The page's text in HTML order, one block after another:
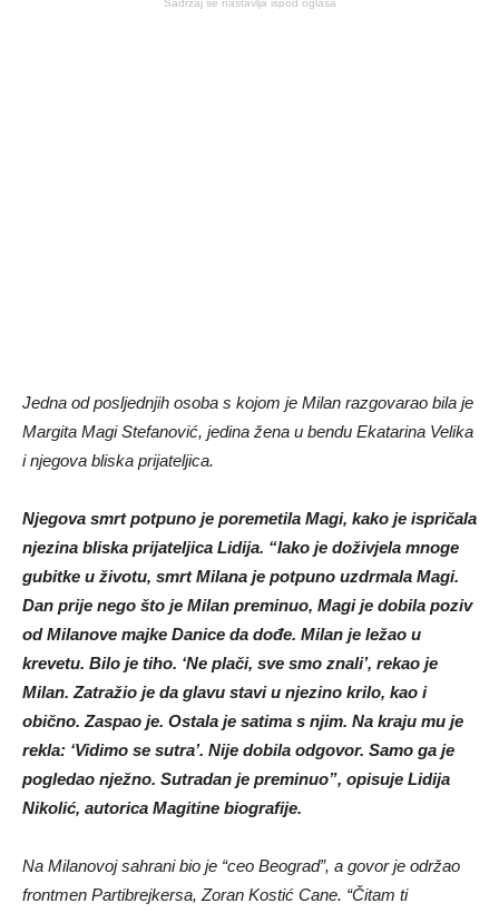
Sadržaj se nastavlja ispod oglasa
Jedna od posljednjih osoba s kojom je Milan razgovarao bila je
Margita Magi Stefanović, jedina žena u bendu Ekatarina Velika
i njegova bliska prijateljica.
Njegova smrt potpuno je poremetila Magi, kako je ispričala
njezina bliska prijateljica Lidija. “Iako je doživjela mnoge
gubitke u životu, smrt Milana je potpuno uzdrmala Magi.
Dan prije nego što je Milan preminuo, Magi je dobila poziv
od Milanove majke Danice da dođe. Milan je ležao u
krevetu. Bilo je tiho. ‘Ne plači, sve smo znali’, rekao je
Milan. Zatražio je da glavu stavi u njezino krilo, kao i
obično. Zaspao je. Ostala je satima s njim. Na kraju mu je
rekla: ‘Vidimo se sutra’. Nije dobila odgovor. Samo ga je
pogledao nježno. Sutradan je preminuo”, opisuje Lidija
Nikolić, autorica Magitine biografije.
Na Milanovoj sahrani bio je “ceo Beograd”, a govor je održao
frontmen Partibrejkersa, Zoran Kostić Cane. “Čitam ti